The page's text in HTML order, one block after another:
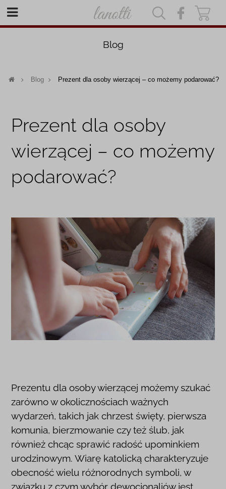
Blog
Blog Prezent dla osoby wierzącej – co możemy podarować?
Prezent dla osoby
wierzącej – co możemy
podarować?
Prezentu dla osoby wierzącej możemy szukać
zarówno w okolicznościach ważnych
wydarzeń, takich jak chrzest święty, pierwsza
komunia, bierzmowanie czy też ślub, jak
również chcąc sprawić radość upominkiem
urodzinowym. Wiarę katolicką charakteryzuje
obecność wielu różnorodnych symboli, w
związku z czym wybór dewocjonaliów jest